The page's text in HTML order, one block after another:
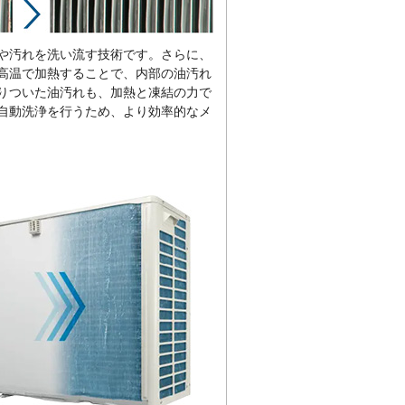
れを洗い流す技術です。さらに、
温で加熱することで、内部の油汚れ
ついた油汚れも、加熱と凍結の力で
動洗浄を行うため、より効率的なメ